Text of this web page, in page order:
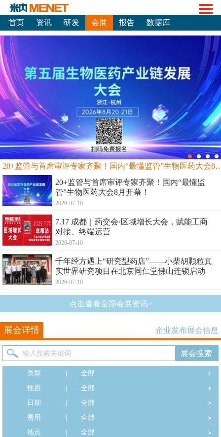
首页 资讯 研发 会展 报告 数据库
20+监管与首席审评专家齐聚！国内“最
20+监管与首席审评专家齐聚！国内“最懂监
管”生物医药大会8月开幕！
2026-07-10
7.17 成都｜药交会·区域增长大会，赋能工商
对接、终端运营
2026-07-10
千年经方遇上“研究型药店”——小柴胡颗粒真
实世界研究项目在北京同仁堂佛山连锁启动
2026-07-10
点击查看全部会展资讯>
展会详情 企业发布展会信息
类型
全部
性质
全部
日期
全部
费用
全部
地点
全部